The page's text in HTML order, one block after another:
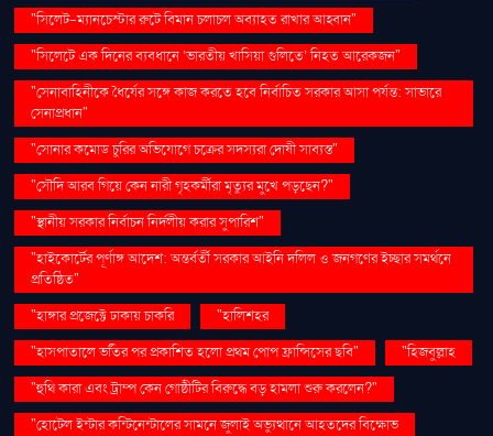
"সিলেট-ম্যানচেস্টার রুটে বিমান চলাচল অব্যাহত রাখার আহ্বান"
"সিলেটে এক দিনের ব্যবধানে ‘ভারতীয় খাসিয়া গু‌লিতে’ নিহত আরেকজন"
"সেনাবাহিনীকে ধৈর্যের সঙ্গে কাজ করতে হবে নির্বাচিত সরকার আসা পর্যন্ত: সাভারে
সেনাপ্রধান"
"সোনার কমোড চুরির অভিযোগে চক্রের সদস্যরা দোষী সাব্যস্ত"
"সৌদি আরব গিয়ে কেন নারী গৃহকর্মীরা মৃত্যুর মুখে পড়ছেন?"
"স্থানীয় সরকার নির্বাচন নির্দলীয় করার সুপারিশ"
"হাইকোর্টের পূর্ণাঙ্গ আদেশ: অন্তর্বর্তী সরকার আইনি দলিল ও জনগণের ইচ্ছার সমর্থনে
প্রতিষ্ঠিত"
"হাঙ্গার প্রজেক্টে ঢাকায় চাকরি
"হালিশহর
"হাসপাতালে ভর্তির পর প্রকাশিত হলো প্রথম পোপ ফ্রান্সিসের ছবি"
"হিজবুল্লাহ
"হুথি কারা এবং ট্রাম্প কেন গোষ্ঠীটির বিরুদ্ধে বড় হামলা শুরু করলেন?"
"হোটেল ইন্টার কন্টিনেন্টালের সামনে জুলাই অভ্যুত্থানে আহতদের বিক্ষোভ